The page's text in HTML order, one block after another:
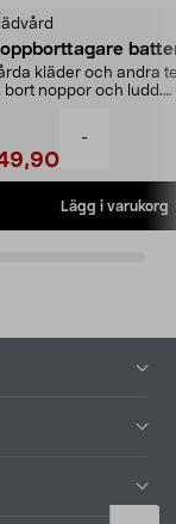
-
kläder och andra
bort noppor och ludd.
Lägg i varukorg